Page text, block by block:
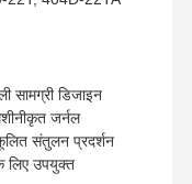
सामग्री डिजाइन
जर्नल
संतुलन प्रदर्शन
लिए उपयुक्त